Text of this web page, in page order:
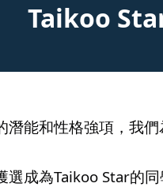
Taikoo
能和性格強項，我
成為Taikoo Star的同